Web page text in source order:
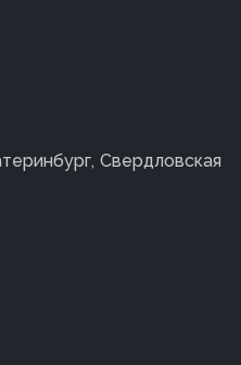
Свердловская